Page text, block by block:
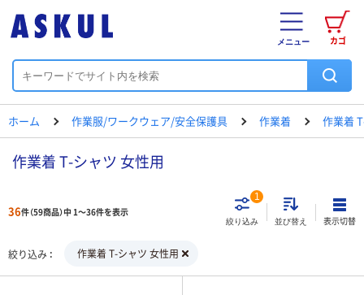
カゴ
メニュー
ホーム 作業服/ワークウェア/安全保護具 作業着 作業着
作業着 T-シャツ 女性用
36件（59商品）中 1～36件を表示
絞り込み
1
並び替え 表示切替
絞り込み 作業着 T-シャツ 女性用